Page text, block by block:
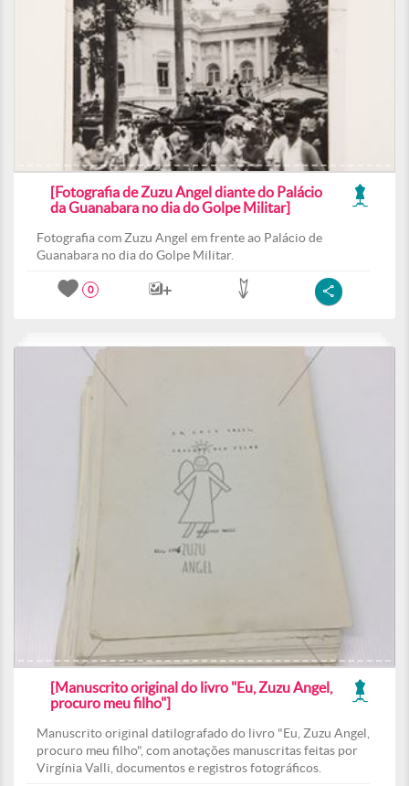
[Fotografia de Zuzu Angel diante do Palácio
da Guanabara no dia do Golpe Militar]
Fotografia com Zuzu Angel em frente ao Palácio de
Guanabara no dia do Golpe Militar.
0
[Manuscrito original do livro "Eu, Zuzu Angel,
procuro meu filho"]
Manuscrito original datilografado do livro "Eu, Zuzu Angel,
procuro meu filho", com anotações manuscritas feitas por
Virgínia Valli, documentos e registros fotográficos.